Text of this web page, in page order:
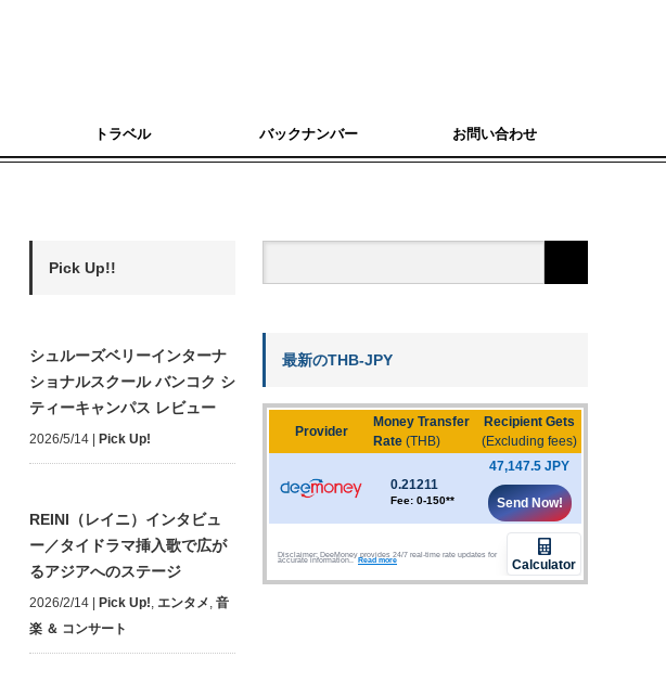
トラベル バックナンバー お問い合わせ
Pick Up!!
シュルーズベリーインターナ
ショナルスクール バンコク シ
ティーキャンパス レビュー
2026/5/14 Pick Up!
REINI（レイニ）インタビュ
ー／タイドラマ挿入歌で広が
るアジアへのステージ
2026/2/14 Pick Up!, エンタメ, 音
楽 ＆ コンサート
最新のTHB-JPY